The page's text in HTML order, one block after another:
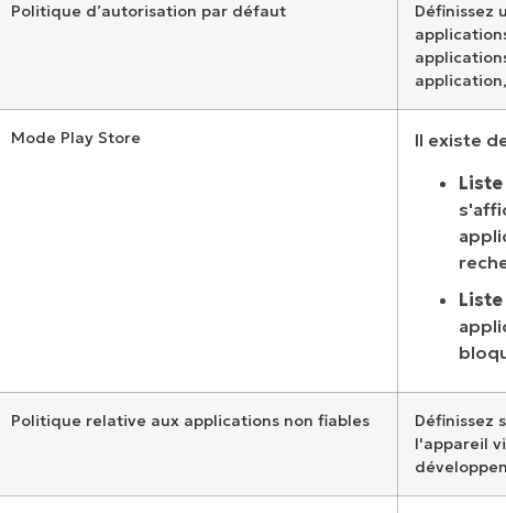
Politique d’autorisation par défaut
Définissez
Mode Play Store
Il existe
Politique relative aux applications non fiables
Définissez
l'appareil